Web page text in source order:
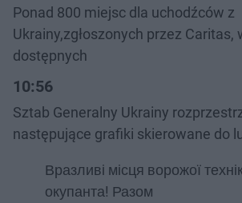
Ponad 800 miejsc dla uchodźców z
Ukrainy,zgłoszonych przez Caritas,
dostępnych
10:56
Sztab Generalny Ukrainy
następujące grafiki skierowane do
Вразливі місця ворожої
окупанта! Разом